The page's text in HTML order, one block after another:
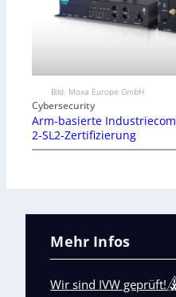
Bild: Moxa Europe GmbH
Cybersecurity
Arm-basierte
2-SL2-Zertifizierung
Mehr Infos
Wir sind IVW geprüft!